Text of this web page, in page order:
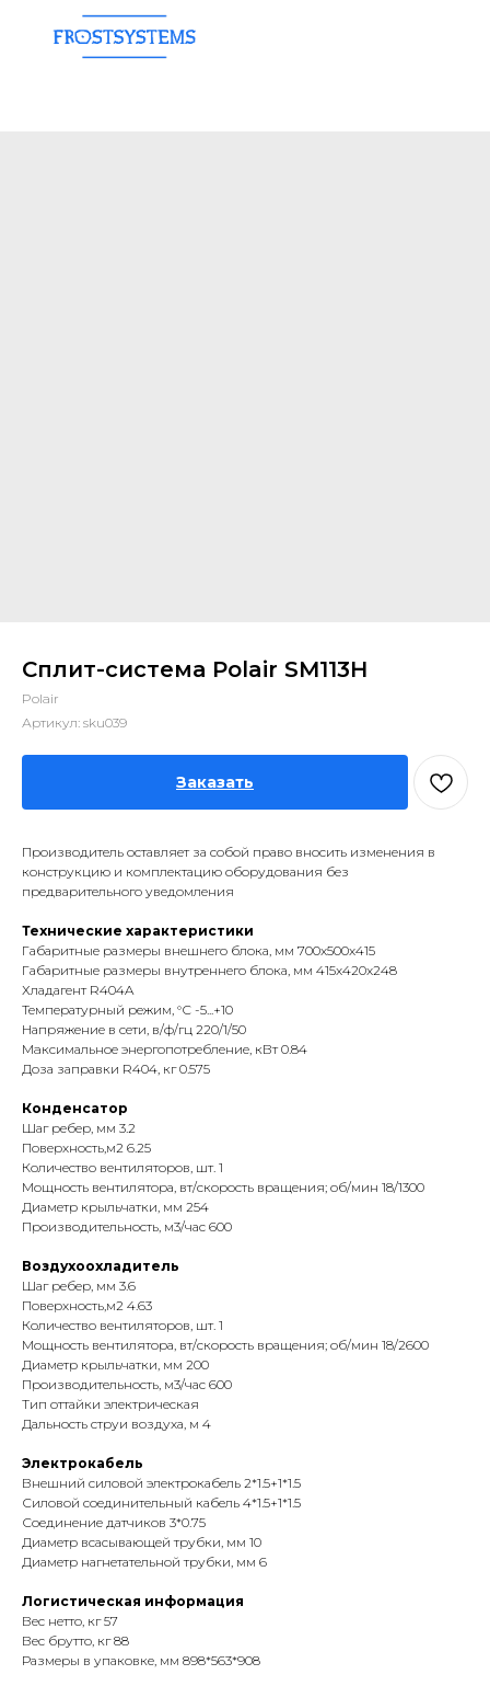
Сплит-система Polair SM113H
Polair
Артикул: sku039
Заказать
Производитель оставляет за собой право вносить изменения в
конструкцию и комплектацию оборудования без
предварительного уведомления
Технические характеристики
Габаритные размеры внешнего блока, мм 700x500x415
Габаритные размеры внутреннего блока, мм 415x420x248
Хладагент R404A
Температурный режим, °С -5...+10
Напряжение в сети, в/ф/гц 220/1/50
Maксимальное энергопотребление, кВт 0.84
Доза заправки R404, кг 0.575
Конденсатор
Шаг ребер, мм 3.2
Поверхность,м2 6.25
Количество вентиляторов, шт. 1
Мощность вентилятора, вт/скорость вращения; об/мин 18/1300
Диаметр крыльчатки, мм 254
Производительность, м3/час 600
Воздухоохладитель
Шаг ребер, мм 3.6
Поверхность,м2 4.63
Количество вентиляторов, шт. 1
Мощность вентилятора, вт/скорость вращения; об/мин 18/2600
Диаметр крыльчатки, мм 200
Производительность, м3/час 600
Тип оттайки электрическая
Дальность струи воздуха, м 4
Электрокабель
Внешний силовой электрокабель 2*1.5+1*1.5
Силовой соединительный кабель 4*1.5+1*1.5
Соединение датчиков 3*0.75
Диаметр всасывающей трубки, мм 10
Диаметр нагнетательной трубки, мм 6
Логистическая информация
Вес нетто, кг 57
Вес брутто, кг 88
Размеры в упаковке, мм 898*563*908